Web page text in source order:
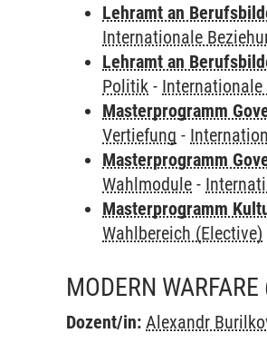
Lehramt an
Internationale
Lehramt an
Politik - Internationale
Masterprogramm
Vertiefung -
Masterprogramm
Wahlmodule -
Masterprogramm
Wahlbereich (Elective)
MODERN WARFARE
Dozent/in: Alexandr